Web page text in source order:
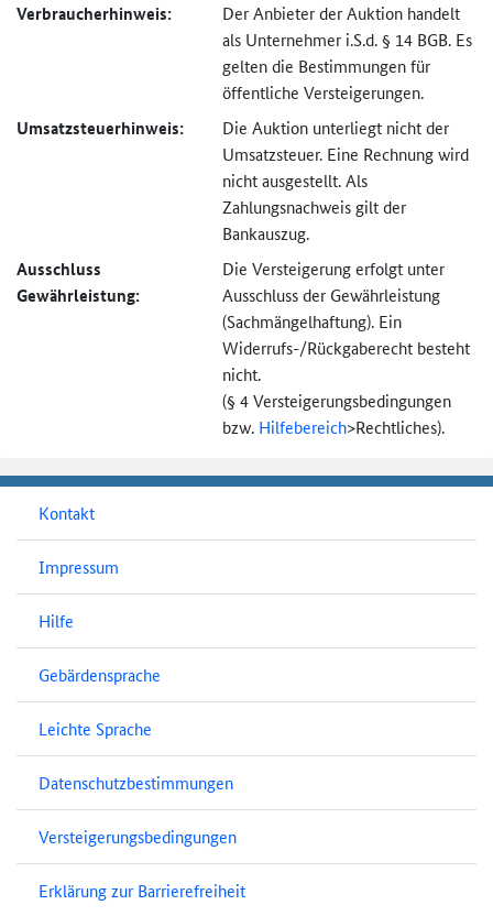
Verbraucher­hinweis:
Der Anbieter der Auktion handelt
als Unternehmer i.S.d. § 14 BGB. Es
gelten die Bestimmungen für
öffentliche Versteigerungen.
Umsatzsteuer­hinweis:
Die Auktion unterliegt nicht der
Umsatzsteuer. Eine Rechnung wird
nicht ausgestellt. Als
Zahlungsnachweis gilt der
Bankauszug.
Ausschluss
Gewährleistung:
Die Versteigerung erfolgt unter
Ausschluss der Gewährleistung
(Sachmängel­haftung). Ein
Widerrufs-/Rückgaberecht besteht
nicht.
(§ 4 Versteigerungs­bedingungen
bzw. Hilfebereich>Rechtliches).
Kontakt
Impressum
Hilfe
Gebärdensprache
Leichte Sprache
Datenschutzbestimmungen
Versteigerungsbedingungen
Erklärung zur Barrierefreiheit